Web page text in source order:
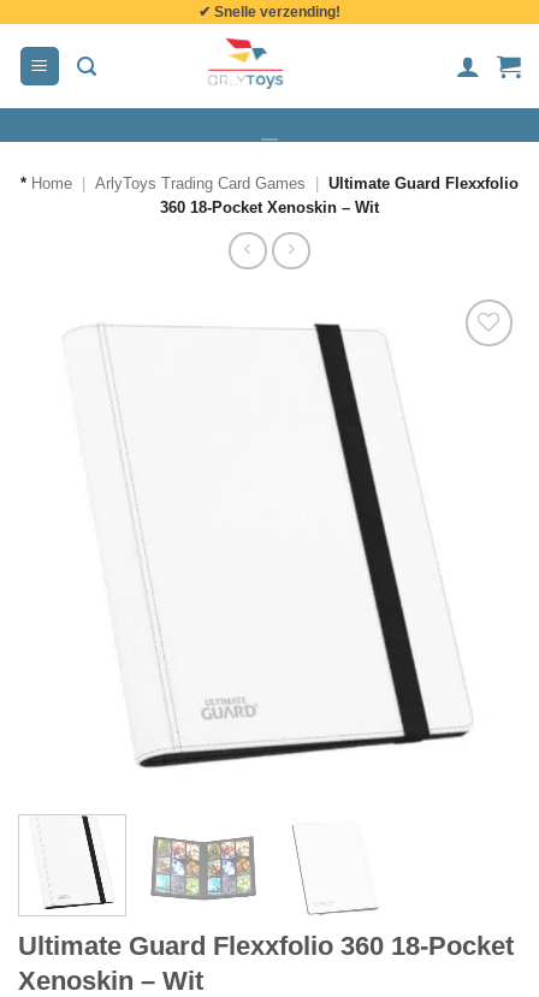
inhoud
✔ Snelle verzending!
* Home ArlyToys Trading Card Games
Ultimate Guard Flexxfolio
360 18-Pocket Xenoskin – Wit
Ultimate Guard Flexxfolio 360 18-Pocket
Xenoskin – Wit